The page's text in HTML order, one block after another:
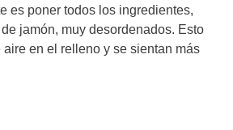
es poner todos los ingredientes,
jamón, muy desordenados. Esto
en el relleno y se sientan más